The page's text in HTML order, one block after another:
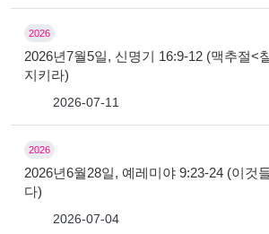
2026
2026년7월5일, 신명기 16:9-12 (맥추절<
지키라)
2026-07-11
2026
2026년6월28일, 예레미야 9:23-24 (이것
다)
2026-07-04